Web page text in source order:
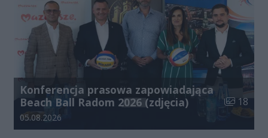
Konferencja prasowa zapowiadająca
Beach Ball Radom 2026 (zdjęcia)
Liczba
18
Data dodania galerii:
05.08.2026